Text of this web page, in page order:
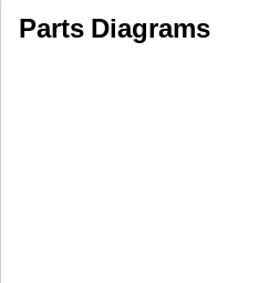
Parts Diagrams